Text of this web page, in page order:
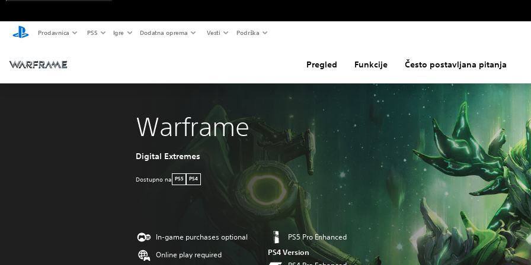
Prodavnica PS5 Igre Dodatna oprema Vesti Podrška
Pregled Funkcije Često postavljana pitanja
Warframe
Digital Extremes
Dostupno na PS5 PS4
In-game purchases optional
Online play required
PS5 Pro Enhanced
PS4 Version